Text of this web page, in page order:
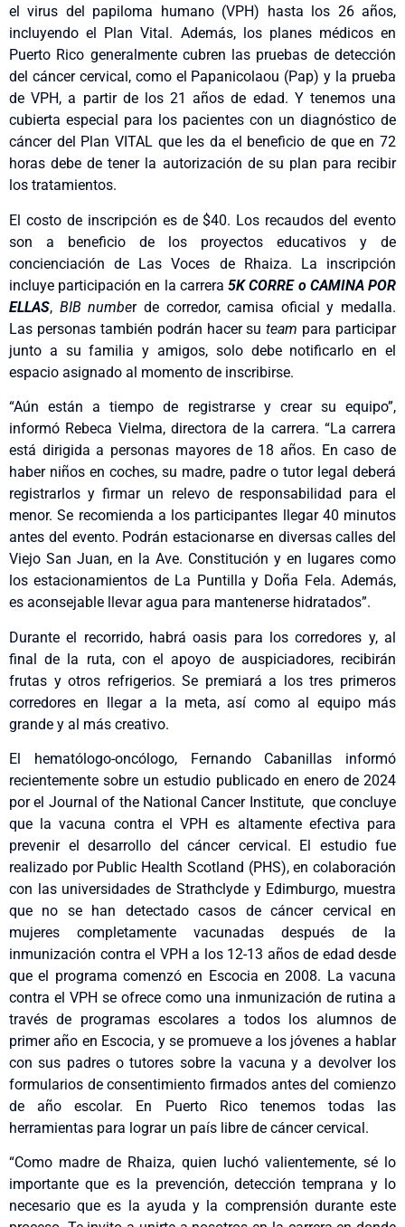
el virus del papiloma humano (VPH) hasta los 26 años,
incluyendo el Plan Vital. Además, los planes médicos en
Puerto Rico generalmente cubren las pruebas de detección
del cáncer cervical, como el Papanicolaou (Pap) y la prueba
de VPH, a partir de los 21 años de edad. Y tenemos una
cubierta especial para los pacientes con un diagnóstico de
cáncer del Plan VITAL que les da el beneficio de que en 72
horas debe de tener la autorización de su plan para recibir
los tratamientos.
El costo de inscripción es de $40. Los recaudos del evento
son a beneficio de los proyectos educativos y de
concienciación de Las Voces de Rhaiza. La inscripción
incluye participación en la carrera5K CORRE o CAMINA POR
ELLAS, BIB number de corredor, camisa oficial y medalla.
Las personas también podrán hacer suteam para participar
junto a su familia y amigos, solo debe notificarlo en el
espacio asignado al momento de inscribirse.
“Aún están a tiempo de registrarse y crear su equipo”,
informó Rebeca Vielma, directora de la carrera. “La carrera
está dirigida a personas mayores de 18 años. En caso de
haber niños en coches, su madre, padre o tutor legal deberá
registrarlos y firmar un relevo de responsabilidad para el
menor. Se recomienda a los participantes llegar 40 minutos
antes del evento. Podrán estacionarse en diversas calles del
Viejo San Juan, en la Ave. Constitución y en lugares como
los estacionamientos de La Puntilla y Doña Fela. Además,
es aconsejable llevar agua para mantenerse hidratados”.
Durante el recorrido, habrá oasis para los corredores y, al
final de la ruta, con el apoyo de auspiciadores, recibirán
frutas y otros refrigerios. Se premiará a los tres primeros
corredores en llegar a la meta, así como al equipo más
grande y al más creativo.
El hematólogo-oncólogo, Fernando Cabanillas informó
recientemente sobre un estudio publicado en enero de 2024
por el Journal of the National Cancer Institute, que concluye
que la vacuna contra el VPH es altamente efectiva para
prevenir el desarrollo del cáncer cervical. El estudio fue
realizado por Public Health Scotland (PHS), en colaboración
con las universidades de Strathclyde y Edimburgo, muestra
que no se han detectado casos de cáncer cervical en
mujeres completamente vacunadas después de la
inmunización contra el VPH a los 12-13 años de edad desde
que el programa comenzó en Escocia en 2008. La vacuna
contra el VPH se ofrece como una inmunización de rutina a
través de programas escolares a todos los alumnos de
primer año en Escocia, y se promueve a los jóvenes a hablar
con sus padres o tutores sobre la vacuna y a devolver los
formularios de consentimiento firmados antes del comienzo
de año escolar. En Puerto Rico tenemos todas las
herramientas para lograr un país libre de cáncer cervical.
“Como madre de Rhaiza, quien luchó valientemente, sé lo
importante que es la prevención, detección temprana y lo
necesario que es la ayuda y la comprensión durante este